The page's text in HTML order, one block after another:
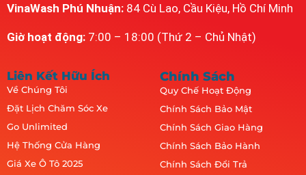
VinaWash Phú Nhuận: 84 Cù Lao, Cầu Kiệu, Hồ Chí Minh
Giờ hoạt động: 7:00 – 18:00 (Thứ 2 – Chủ Nhật)
Liên Kết Hữu Ích
Về Chúng Tôi
Đặt Lịch Chăm Sóc Xe
Go Unlimited
Hệ Thống Cửa Hàng
Giá Xe Ô Tô 2025
Chính Sách
Quy Chế Hoạt Động
Chính Sách Bảo Mật
Chính Sách Giao Hàng
Chính Sách Bảo Hành
Chính Sách Đổi Trả